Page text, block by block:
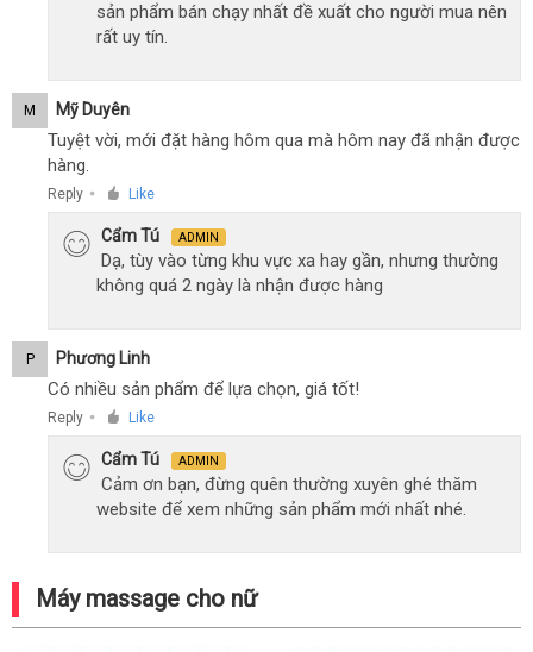
sản phẩm bán chạy nhất đề xuất cho người mua nên
rất uy tín.
M Mỹ Duyên
Tuyệt vời, mới đặt hàng hôm qua mà hôm nay đã nhận được
hàng.
Reply ● Like
Cẩm Tú ADMIN
Dạ, tùy vào từng khu vực xa hay gần, nhưng thường
không quá 2 ngày là nhận được hàng
P Phương Linh
Có nhiều sản phẩm để lựa chọn, giá tốt!
Reply ● Like
Cẩm Tú ADMIN
Cảm ơn bạn, đừng quên thường xuyên ghé thăm
website để xem những sản phẩm mới nhất nhé.
Máy massage cho nữ